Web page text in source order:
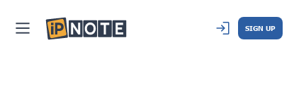
SIGN UP